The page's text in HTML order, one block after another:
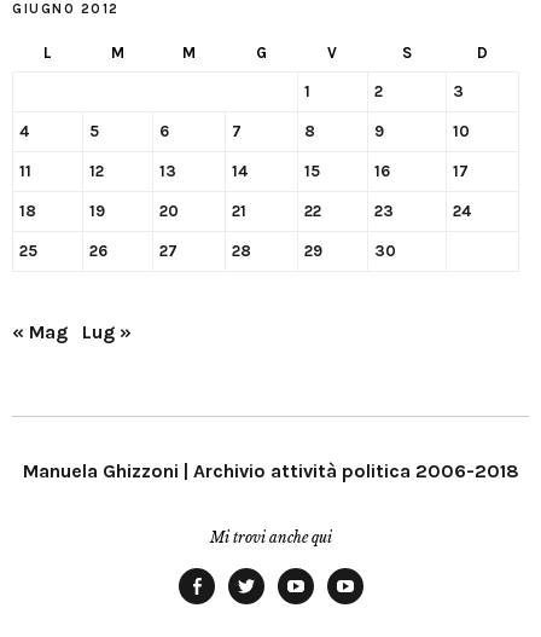
GIUGNO 2012
L M M G V S D
1 2 3
4 5 6 7 8 9 10
11 12 13 14 15 16 17
18 19 20 21 22 23 24
25 26 27 28 29 30
« Mag Lug »
Manuela Ghizzoni | Archivio attività politica 2006-2018
Mi trovi anche qui